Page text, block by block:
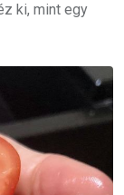
ki, mint egy